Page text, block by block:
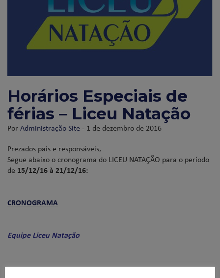
Horários Especiais de
férias – Liceu Natação
PorAdministração Site - 1 de dezembro de 2016
Prezados pais e responsáveis,
Segue abaixo o cronograma do LICEU NATAÇÃO para o período
de 15/12/16 à 21/12/16:
CRONOGRAMA
Equipe Liceu Natação